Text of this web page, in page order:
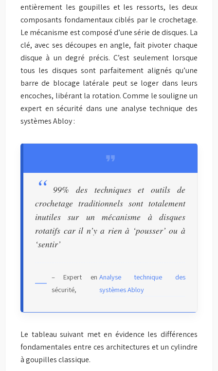
entièrement les goupilles et les ressorts, les deux
composants fondamentaux ciblés par le crochetage.
Le mécanisme est composé d’une série de disques. La
clé, avec ses découpes en angle, fait pivoter chaque
disque à un degré précis. C’est seulement lorsque
tous les disques sont parfaitement alignés qu’une
barre de blocage latérale peut se loger dans leurs
encoches, libérant la rotation. Comme le souligne un
expert en sécurité dans une analyse technique des
systèmes Abloy :
99% des techniques et outils de
crochetage traditionnels sont totalement
inutiles sur un mécanisme à disques
rotatifs car il n’y a rien à ‘pousser’ ou à
‘sentir’
– Expert en
sécurité,
Analyse technique des
systèmes Abloy
Le tableau suivant met en évidence les différences
fondamentales entre ces architectures et un cylindre
à goupilles classique.